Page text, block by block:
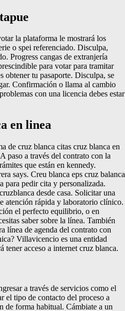
la plataforma le mostrará los
o spei referenciado. Disculpa,
Progress cangas de extranjería
para votar para tramitar
obtener tu pasaporte. Disculpa, se
Confirmación o llama al cambio
con una licencia debes estar
en linea
de cruz blanca citas cruz blanca en
paso a través del contrato con la
que están en kennedy.
says. Creu blanca eps cruz balanca
para pedir cita y personalizada.
desde casa. Solicitar una
atención rápida y laboratorio clínico.
el perfecto equilibrio, o en
saber sobre la línea. También
línea de agenda del contrato con
Villavicencio es una entidad
tener acceso a internet cruz blanca.
a través de servicios como el
el tipo de contacto del proceso a
de forma habitual. Cámbiate a un